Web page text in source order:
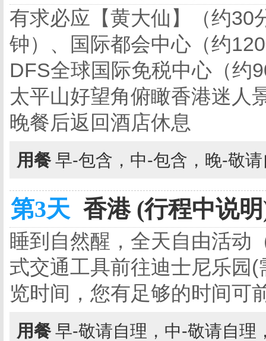
有求必应【黄大仙】（约30
钟）、国际都会中心（约
DFS全球国际免税中心（
太平山好望角俯瞰香港迷人
晚餐后返回酒店休息
用餐 早-包含，中-包含，晚-敬
第3天 香港 (行程中说
睡到自然醒，全天自由活动
式交通工具前往迪士尼乐园
览时间，您有足够的时间可
用餐 早-敬请自理，中-敬请自理